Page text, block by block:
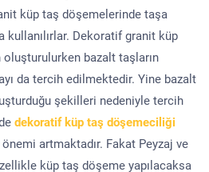
küp taş döşemelerinde taşa
kullanılırlar. Dekoratif granit küp
bazalt taşların
da tercih edilmektedir. Yine bazalt
şekilleri nedeniyle tercih
dekoratif küp taş döşemeciliği
artmaktadır. Fakat Peyzaj ve
küp taş döşeme yapılacaksa